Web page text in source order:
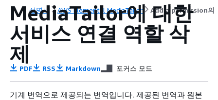
설명서 AWS Elemental MediaTailor Add a permission의
MediaTailor에 대한
서비스 연결 역할 삭
제
PDF RSS Markdown 포커스 모드
기계 번역으로 제공되는 번역입니다. 제공된 번역과 원본